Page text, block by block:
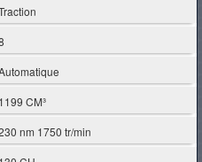
1199 CM³
nm 1750 tr/min